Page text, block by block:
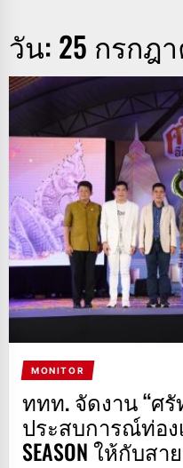
วัน: 25 กรกฎ
MONITOR
ททท. จัดงาน “ศ
ประสบการณ์ท่องเ
SEASON ให้กับส